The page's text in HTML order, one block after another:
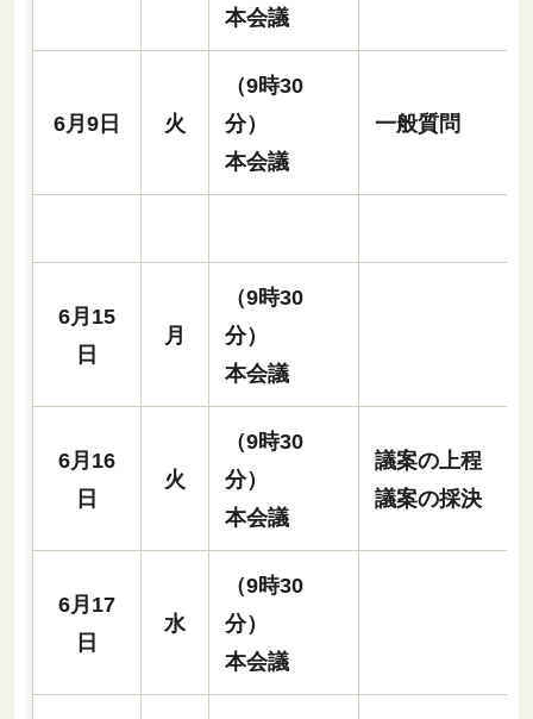
本会議
6月9日 火
（9時30
分）
本会議
一般質問
6月15
日
月
（9時30
分）
本会議
6月16
日
火
（9時30
分）
本会議
議案の上程
議案の採決
6月17
日
水
（9時30
分）
本会議